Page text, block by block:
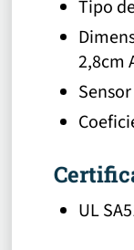
Tipo
2,8cm
UL